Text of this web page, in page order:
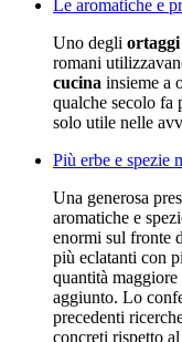
Le aromatiche e
Uno degli ortaggi
romani
cucina insieme a
qualche secolo fa
solo utile nelle
Più erbe e spezie
Una generosa
aromatiche e
enormi sul fronte
più eclatanti con
quantità
aggiunto. Lo
precedenti
concreti rispetto